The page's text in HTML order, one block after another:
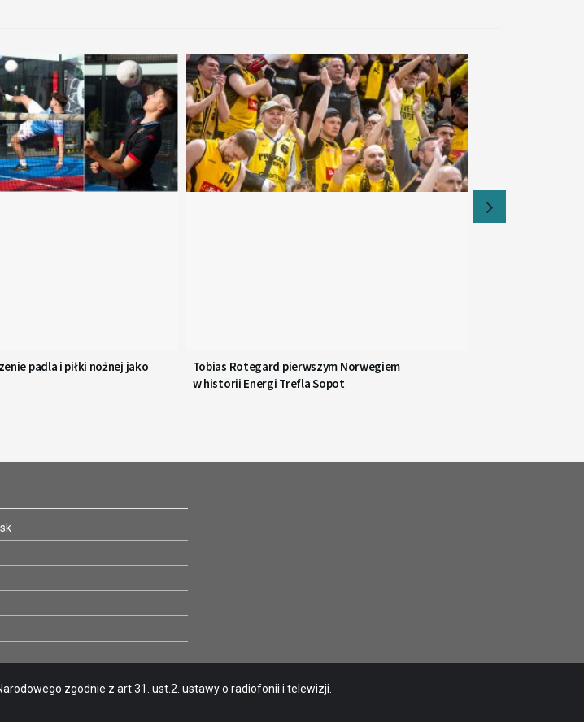
padla i piłki nożnej jako
Tobias Rotegard pierwszym Norwegiem
w historii Energi Trefla Sopot
zgodnie z art.31. ust.2. ustawy o radiofonii i telewizji.